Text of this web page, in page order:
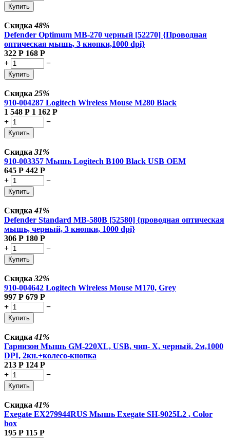
Купить
Скидка48%
Defender Optimum MB-270 черный [52270] {Проводная
оптическая мышь, 3 кнопки,1000 dpi}
322 Р 168 Р
+
−
Купить
Скидка 25%
910-004287 Logitech Wireless Mouse M280 Black
1 548 Р 1 162 Р
+
−
Купить
Скидка 31%
910-003357 Мышь Logitech B100 Black USB OEM
645 Р 442 Р
+
−
Купить
Скидка41%
Defender Standard MB-580B [52580] {проводная оптическая
мышь, черный, 3 кнопки, 1000 dpi}
306 Р 180 Р
+
−
Купить
Скидка 32%
910-004642 Logitech Wireless Mouse M170, Grey
997 Р 679 Р
+
−
Купить
Скидка41%
Гарнизон Мышь GM-220XL, USB, чип- Х, черный, 2м,1000
DPI, 2кн.+колесо-кнопка
213 Р 124 Р
+
−
Купить
Скидка41%
Exegate EX279944RUS Мышь Exegate SH-9025L2 , Color
box
195 Р 115 Р